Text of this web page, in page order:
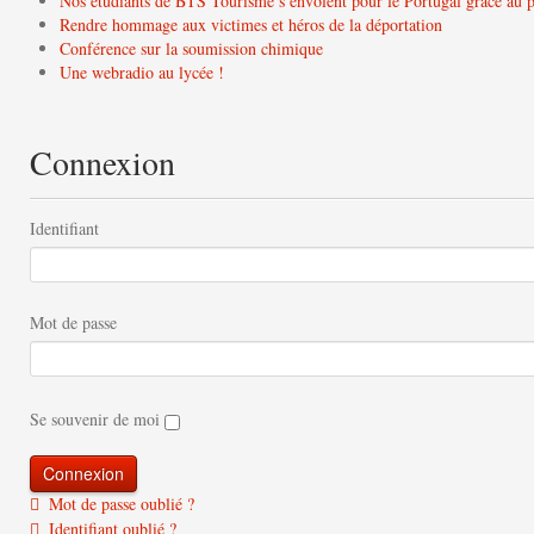
Rendre hommage aux victimes et héros de la déportation
Conférence sur la soumission chimique
Une webradio au lycée !
Connexion
Identifiant
Mot de passe
Se souvenir de moi
Mot de passe oublié ?
Identifiant oublié ?